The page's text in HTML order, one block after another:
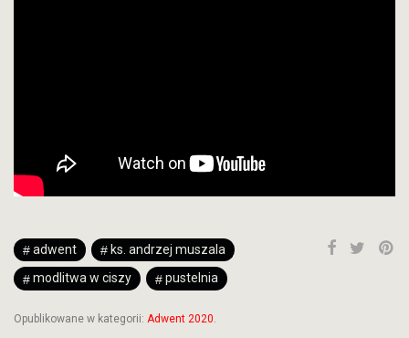
adwent
ks. andrzej muszala
modlitwa w ciszy
pustelnia
Opublikowane w kategorii: Adwent 2020